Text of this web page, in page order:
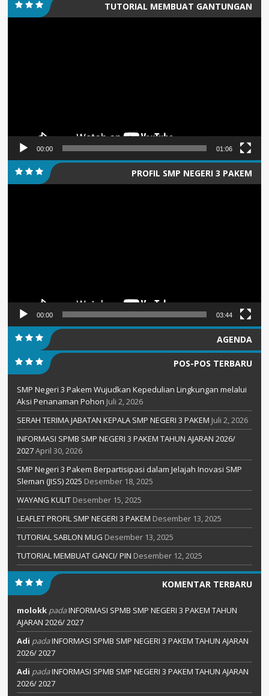
TUTORIAL MEMBUAT GANTUNGAN
00:00 01:06
PROFIL SMP NEGERI 3 PAKEM
00:00 03:44
AGENDA
POS-POS TERBARU
SMP Negeri 3 Pakem Wujudkan Kepedulian Lingkungan melalui
Aksi Penanaman Pohon Juli 2, 2026
SERAH TERIMA JABATAN KEPALA SMP NEGERI 3 PAKEM Juli 2, 2026
INFORMASI SPMB SMP NEGERI 3 PAKEM TAHUN AJARAN 2026/
2027April 30, 2026
SMP Negeri 3 Pakem Berpartisipasi dalam Jelajah Inovasi SMP
Sleman (JISS) 2025 Desember 18, 2025
WAYANG KULIT Desember 15, 2025
LEAFLET PROFIL SMP NEGERI 3 PAKEM Desember 13, 2025
TUTORIAL SABLON MUG Desember 13, 2025
TUTORIAL MEMBUAT GANCI/ PIN Desember 12, 2025
KOMENTAR TERBARU
molokk padaINFORMASI SPMB SMP NEGERI 3 PAKEM TAHUN
AJARAN 2026/ 2027
Adi padaINFORMASI SPMB SMP NEGERI 3 PAKEM TAHUN AJARAN
2026/ 2027
Adi padaINFORMASI SPMB SMP NEGERI 3 PAKEM TAHUN AJARAN
2026/ 2027